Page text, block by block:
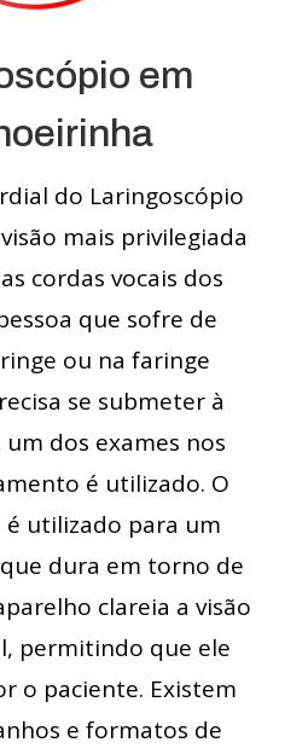
em
do Laringoscópio
mais privilegiada
cordas vocais dos
que sofre de
ou na faringe
se submeter à
dos exames nos
é utilizado. O
é utilizado para um
dura em torno de
clareia a visão
permitindo que ele
o paciente. Existem
e formatos de